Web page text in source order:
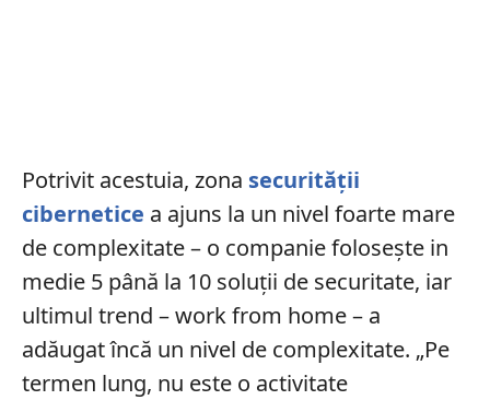
Potrivit acestuia, zona securității
cibernetice a ajuns la un nivel foarte mare
de complexitate – o companie folosește in
medie 5 până la 10 soluţii de securitate, iar
ultimul trend – work from home – a
adăugat încă un nivel de complexitate. „Pe
termen lung, nu este o activitate